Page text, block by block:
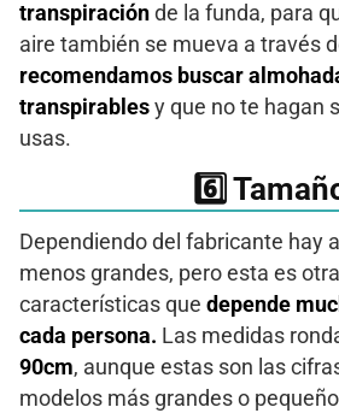
transpiración de la funda, para
aire también se mueva a través
recomendamos buscar
transpirables y que no te hagan
usas.
6️⃣
Dependiendo del fabricante hay
menos grandes, pero esta es
características que depende
cada persona. Las medidas
90cm, aunque estas son las
modelos más grandes o